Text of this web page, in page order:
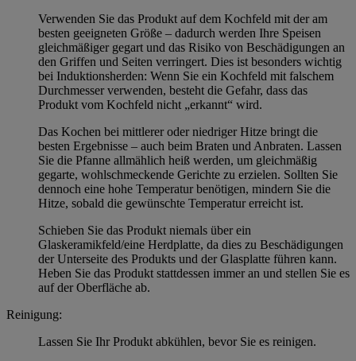
Verwenden Sie das Produkt auf dem Kochfeld mit der am
besten geeigneten Größe – dadurch werden Ihre Speisen
gleichmäßiger gegart und das Risiko von Beschädigungen an
den Griffen und Seiten verringert. Dies ist besonders wichtig
bei Induktionsherden: Wenn Sie ein Kochfeld mit falschem
Durchmesser verwenden, besteht die Gefahr, dass das
Produkt vom Kochfeld nicht „erkannt“ wird.
Das Kochen bei mittlerer oder niedriger Hitze bringt die
besten Ergebnisse – auch beim Braten und Anbraten. Lassen
Sie die Pfanne allmählich heiß werden, um gleichmäßig
gegarte, wohlschmeckende Gerichte zu erzielen. Sollten Sie
dennoch eine hohe Temperatur benötigen, mindern Sie die
Hitze, sobald die gewünschte Temperatur erreicht ist.
Schieben Sie das Produkt niemals über ein
Glaskeramikfeld/eine Herdplatte, da dies zu Beschädigungen
der Unterseite des Produkts und der Glasplatte führen kann.
Heben Sie das Produkt stattdessen immer an und stellen Sie es
auf der Oberfläche ab.
Reinigung:
Lassen Sie Ihr Produkt abkühlen, bevor Sie es reinigen.